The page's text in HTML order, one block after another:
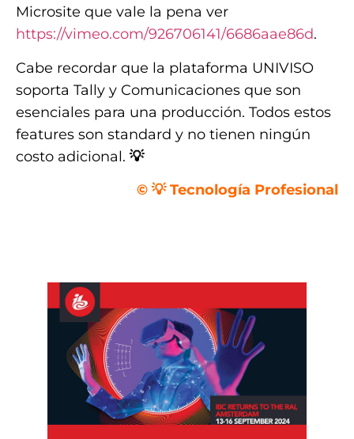
Microsite que vale la pena ver
https://vimeo.com/926706141/6686aae86d.
Cabe recordar que la plataforma UNIVISO
soporta Tally y Comunicaciones que son
esenciales para una producción. Todos estos
features son standard y no tienen ningún
costo adicional. 💡
© 💡 Tecnología Profesional